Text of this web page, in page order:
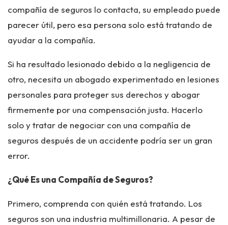
compañía de seguros lo contacta, su empleado puede
parecer útil, pero esa persona solo está tratando de
ayudar a la compañía.
Si ha resultado lesionado debido a la negligencia de
otro, necesita un abogado experimentado en lesiones
personales para proteger sus derechos y abogar
firmemente por una compensación justa. Hacerlo
solo y tratar de negociar con una compañía de
seguros después de un accidente podría ser un gran
error.
¿Qué Es una Compañía de Seguros?
Primero, comprenda con quién está tratando. Los
seguros son una industria multimillonaria. A pesar de